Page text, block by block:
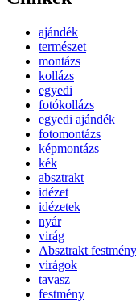
ajándék
természet
montázs
kollázs
egyedi
fotókollázs
egyedi ajándék
fotomontázs
képmontázs
kék
absztrakt
idézet
idézetek
nyár
virág
Absztrakt festmény
virágok
tavasz
festmény